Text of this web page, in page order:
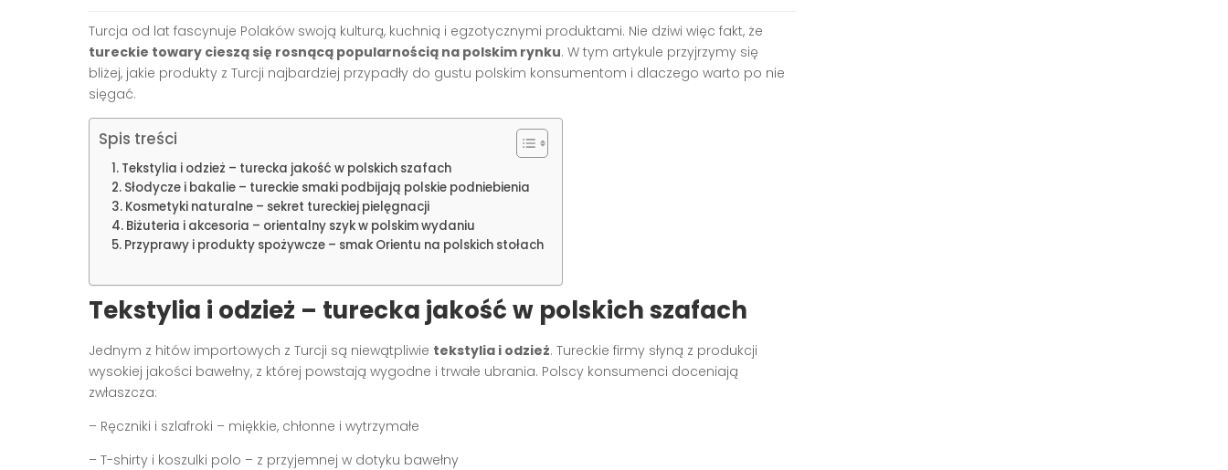
Turcja od lat fascynuje Polaków swoją kulturą, kuchnią i egzotycznymi produktami. Nie dziwi więc fakt, że
tureckie towary cieszą się rosnącą popularnością na polskim rynku. W tym artykule przyjrzymy się
bliżej, jakie produkty z Turcji najbardziej przypadły do gustu polskim konsumentom i dlaczego warto po nie
sięgać.
Spis treści
Tekstylia i odzież – turecka jakość w polskich szafach
Słodycze i bakalie – tureckie smaki podbijają polskie podniebienia
Kosmetyki naturalne – sekret tureckiej pielęgnacji
Biżuteria i akcesoria – orientalny szyk w polskim wydaniu
Przyprawy i produkty spożywcze – smak Orientu na polskich stołach
Tekstylia i odzież – turecka jakość w polskich szafach
Jednym z hitów importowych z Turcji są niewątpliwie tekstylia i odzież. Tureckie firmy słyną z produkcji
wysokiej jakości bawełny, z której powstają wygodne i trwałe ubrania. Polscy konsumenci doceniają
zwłaszcza:
– Ręczniki i szlafroki – miękkie, chłonne i wytrzymałe
– T-shirty i koszulki polo – z przyjemnej w dotyku bawełny